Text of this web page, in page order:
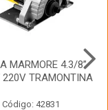
MARMORE 4.3/8”
220V TRAMONTINA
Código: 42831